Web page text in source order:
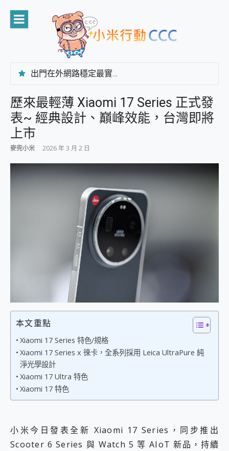
content
出門在外網路穩定最實在 「台灣大哥大」榮獲 4G/5G 在線率全球 NO.3 全台第一與全台六冠王實測心得，走到哪順到哪！
CP 值天花板~ Bongcom BS5 足球君開箱~ 短焦投影機 3千元就能擁有！ 折扣碼在這～
專為 PC上的 XBOX和掌機設計的 FireCuda X1070 SSD 固態硬碟開箱 評測
台灣製攝影機在這裡，100%全無線設計 SpotCam Solo Eco 太陽能防水雲端攝影機 SpotCam Solo 3 2.5K高畫質戶外攝影機 開箱 評測
AI 支付 一錶搞定大小事 Xiaomi Watch 5 開箱 評測
超驚艷 讓人一眼就愛上 LENOVO 聯想 Yoga Book 9 14吋 AI輕薄筆電 開箱 評測
美到讓人超想擁有 moto pad 60 系列 與 Moto | Swarovski razr 60 冰藍限定版本 開箱 評測
好用的 EaseUS Partition Master 讓您輕鬆的移除與格式化有防寫保護的隨身碟或SD卡
外型超吸晴~ 給您絕佳操控體驗 GravaStar Mercury K1 系列 異星機械鍵盤與 Mercury X 系列 輕量無線電競滑鼠 開箱 評測
iPhone 17 系列 有認證的防護來囉！ imos 首家導入 UL MCV 行銷宣告驗證的手機配件品牌
DJI Osmo Pocket 3 爽爽帶回家 歡慶 EaseUS 21 週年到來，「Slogan 海報徵稿活動」好康大放送
百倍變焦實測~ vivo X200 Pro 與 S25 Ultra 誰能滿足全場景拍攝需求？
飛利浦 JS7310 ⚡【電急便｜行動儲能救車電源】 可靠的旅行夥伴！帶給您優異的安全性與強大供電效能
iPhone、Apple Watch、AirPods耳機 三個設備充電一起搞定 ONPRO MagReact™ M3 3 in 1可攜摺疊無線充電器 開箱 評測
25種洗烘模式一機搞定! Roborock 衣莉莎白 H1 Neo分子篩洗脫烘 AI 滾筒洗衣機
給 MSI Claw 系列電競掌機 最完美的家 MSI Nest Docking Station 掌機專屬擴充底座 開箱 評測
歷來最輕薄 Xiaomi 17 Series 正式發
表~ 經典設計、巔峰效能，台灣即將
上市
麥兜小米 2026 年 3 月 2 日
本文重點
Xiaomi 17 Series 特色/規格
Xiaomi 17 Series x 徠卡，全系列採用 Leica UltraPure 純
淨光學設計
Xiaomi 17 Ultra 特色
Xiaomi 17 特色
小米今日發表全新 Xiaomi 17 Series，同步推出
Scooter 6 Series 與 Watch 5 等 AIoT 新品，持續